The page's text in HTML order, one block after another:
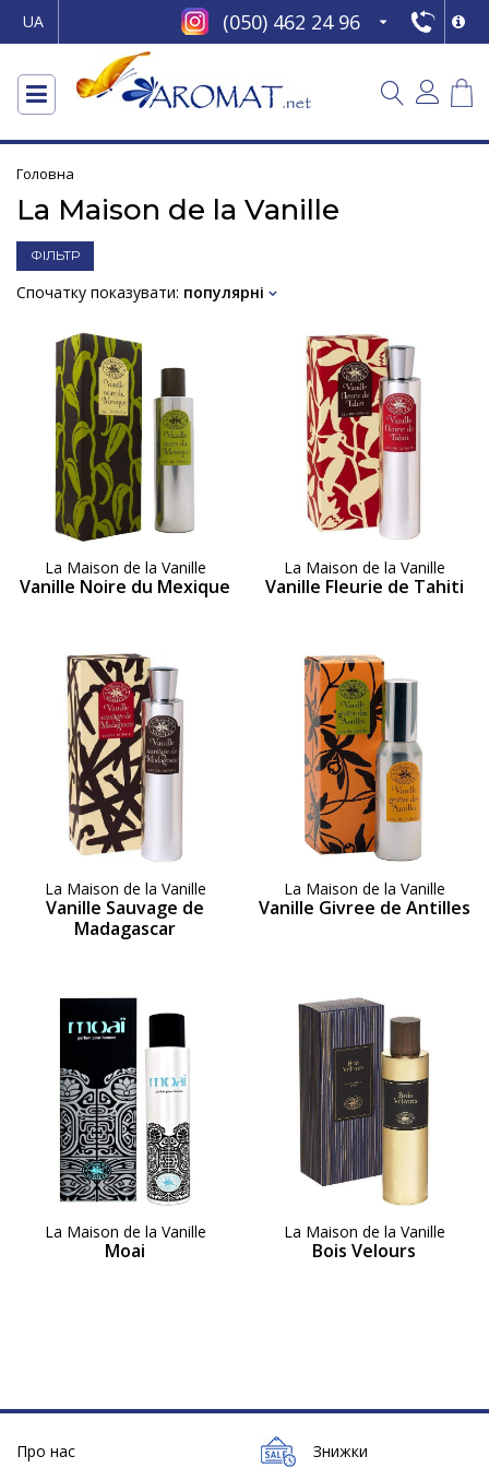
UA (050) 462 24 96
Головна
La Maison de la Vanille
ФІЛЬТР
Спочатку показувати: популярні
La Maison de la Vanille
Vanille Noire du Mexique
La Maison de la Vanille
Vanille Fleurie de Tahiti
La Maison de la Vanille
Vanille Sauvage de
Madagascar
La Maison de la Vanille
Vanille Givree de Antilles
La Maison de la Vanille
Moai
La Maison de la Vanille
Bois Velours
Про нас Знижки